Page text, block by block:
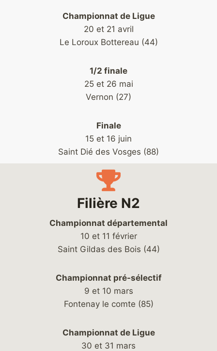
Championnat de Ligue
20 et 21 avril
Le Loroux Bottereau (44)
1/2 finale
25 et 26 mai
Vernon (27)
Finale
15 et 16 juin
Saint Dié des Vosges (88)
Filière N2
Championnat départemental
10 et 11 février
Saint Gildas des Bois (44)
Championnat pré-sélectif
9 et 10 mars
Fontenay le comte (85)
Championnat de Ligue
30 et 31 mars